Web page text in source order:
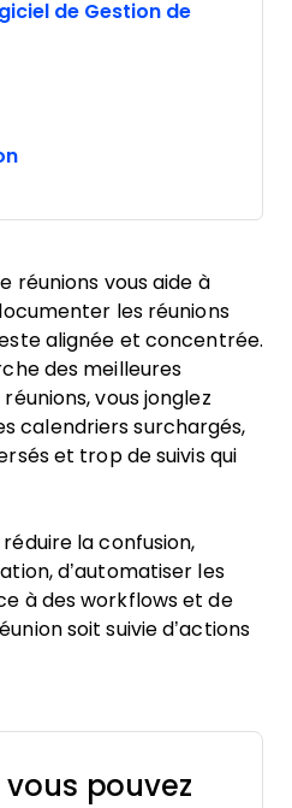
de Gestion de
réunions vous aide à
les réunions
alignée et concentrée.
des meilleures
vous jonglez
calendriers surchargés,
et trop de suivis qui
la confusion,
d’automatiser les
à des workflows et de
soit suivie d’actions
vous pouvez